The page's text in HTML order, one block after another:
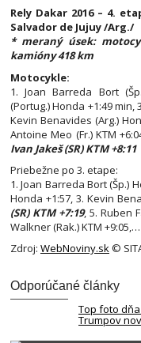
Rely Dakar 2016 – 4.
Salvador de Jujuy /Arg./
* meraný úsek:
kamióny 418 km
Motocykle:
1. Joan Barreda Bort
(Portug.) Honda +1:49 min,
Kevin Benavides (Arg.)
Antoine Meo (Fr.) KTM
Ivan Jakeš (SR) KTM +8:11
Priebežne po 3. etape:
1. Joan Barreda Bort (Šp.)
Honda +1:57, 3. Kevin
(SR) KTM +7:19, 5. Ruben
Walkner (Rak.) KTM +9:05,…
Zdroj: WebNoviny.sk ©
Odporúčané články
Top foto
Trumpov